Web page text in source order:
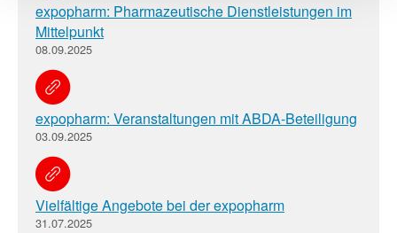
expopharm: Pharmazeutische Dienstleistungen im
Mittelpunkt
08.09.2025
expopharm: Veranstaltungen mit ABDA-Beteiligung
03.09.2025
Vielfältige Angebote bei der expopharm
31.07.2025